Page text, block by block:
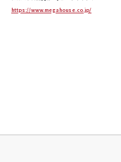
https://www.megahouse.co.jp/